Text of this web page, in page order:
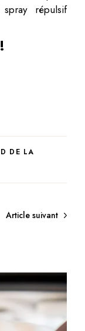
spray répulsif
DE LA
Article suivant